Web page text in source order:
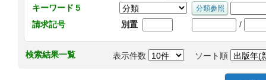
キーワード５
請求記号
別置 /
検索結果一覧 表示件数 ソート順